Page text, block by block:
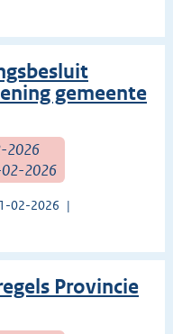
gemeente
2026
02-2026
02-2026
Provincie